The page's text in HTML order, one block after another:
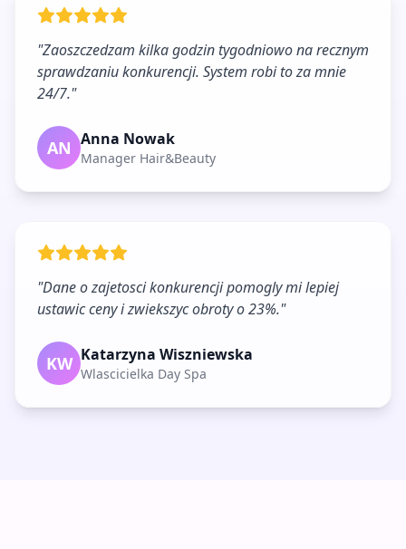
"Zaoszczedzam kilka godzin tygodniowo na recznym
sprawdzaniu konkurencji. System robi to za mnie
24/7."
AN Anna Nowak
Manager Hair&Beauty
"Dane o zajetosci konkurencji pomogly mi lepiej
ustawic ceny i zwiekszyc obroty o 23%."
KW Katarzyna Wiszniewska
Wlascicielka Day Spa